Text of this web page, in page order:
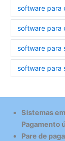
software para
software para
software para
software para
Sistemas
Pagamento
Pare de